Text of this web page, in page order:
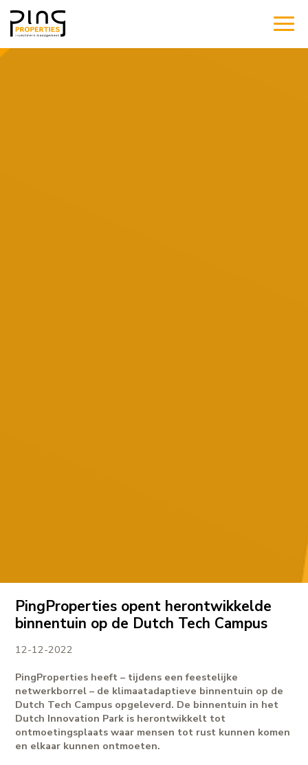
PingProperties opent herontwikkelde
binnentuin op de Dutch Tech Campus
12-12-2022
PingProperties heeft – tijdens een feestelijke
netwerkborrel – de klimaatadaptieve binnentuin op de
Dutch Tech Campus opgeleverd. De binnentuin in het
Dutch Innovation Park is herontwikkelt tot
ontmoetingsplaats waar mensen tot rust kunnen komen
en elkaar kunnen ontmoeten.